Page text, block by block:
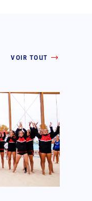
VOIR TOUT